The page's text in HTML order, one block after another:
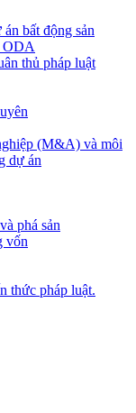
bất động sản
ODA
thủ pháp luật
(M&A) và môi
dự án
phá sản
vốn
thức pháp luật.